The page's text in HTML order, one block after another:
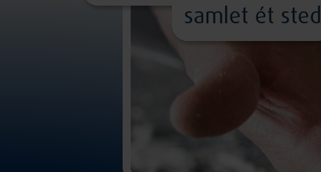
samlet ét sted